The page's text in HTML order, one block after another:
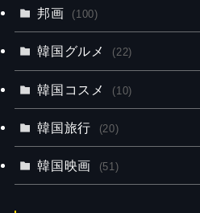
邦画 (100)
韓国グルメ (22)
韓国コスメ (10)
韓国旅行 (20)
韓国映画 (51)